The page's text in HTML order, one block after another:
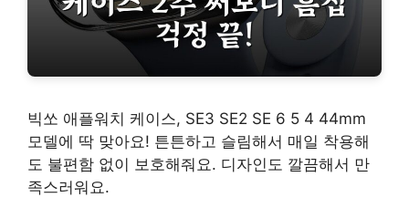
빅쏘 애플워치 케이스, SE3 SE2 SE 6 5 4 44mm
모델에 딱 맞아요! 튼튼하고 슬림해서 매일 착용해
도 불편함 없이 보호해줘요. 디자인도 깔끔해서 만
족스러워요.